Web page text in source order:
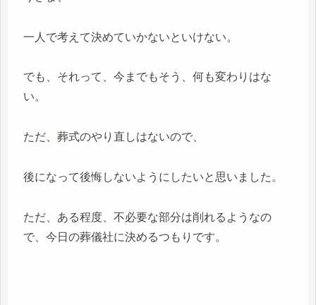
一人で考えて決めていかないといけない。
でも、それって、今までもそう、何も変わりはな
い。
ただ、葬式のやり直しはないので、
後になって後悔しないようにしたいと思いました。
ただ、ある程度、不必要な部分は削れるようなの
で、今日の葬儀社に決めるつもりです。